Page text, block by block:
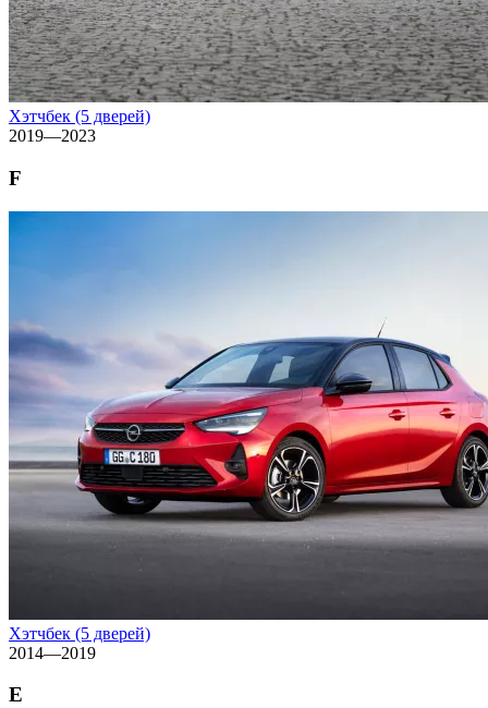
Хэтчбек (5 дверей)
2019—2023
F
Хэтчбек (5 дверей)
2014—2019
E